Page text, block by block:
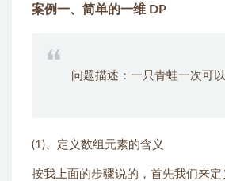
案例一、简单的一维 DP
问题描述：一只青蛙一次可
(1)、定义数组元素的含义
按我上面的步骤说的，首先我们来